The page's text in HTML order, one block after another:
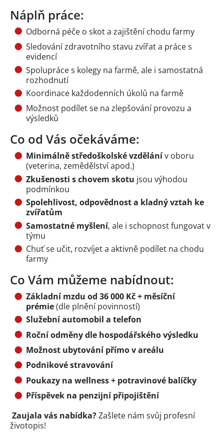
Náplň práce:
Odborná péče o skot a zajištění chodu farmy
Sledování zdravotního stavu zvířat a práce s
evidencí
Spolupráce s kolegy na farmě, ale i samostatná
rozhodnutí
Koordinace každodenních úkolů na farmě
Možnost podílet se na zlepšování provozu a
výsledků
Co od Vás očekáváme:
Minimálně středoškolské vzdělánív oboru
(veterina, zemědělství apod.)
Zkušenosti s chovem skotu jsou výhodou
podmínkou
Spolehlivost, odpovědnost a kladný vztah ke
zvířatům
Samostatné myšlení, ale i schopnost fungovat v
týmu
Chuť se učit, rozvíjet a aktivně podílet na chodu
farmy
Co Vám můžeme nabídnout:
Základní mzdu od 36 000 Kč + měsíční
prémie(dle plnění povinností)
Služební automobil a telefon
Roční odměny dle hospodářského výsledku
Možnost ubytování přímo v areálu
Podnikové stravování
Poukazy na wellness + potravinové balíčky
Příspěvek na penzijní připojištění
Zaujala vás nabídka?Zašlete nám svůj profesní
životopis!